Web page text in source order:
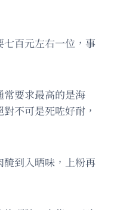
百元左右一位，事
要求最高的是海
不可是死咗好耐，
到入晒味，上粉再